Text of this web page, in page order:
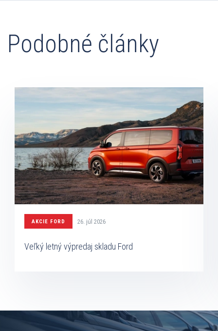
Podobné články
AKCIE FORD 26. júl 2026
Veľký letný výpredaj skladu Ford